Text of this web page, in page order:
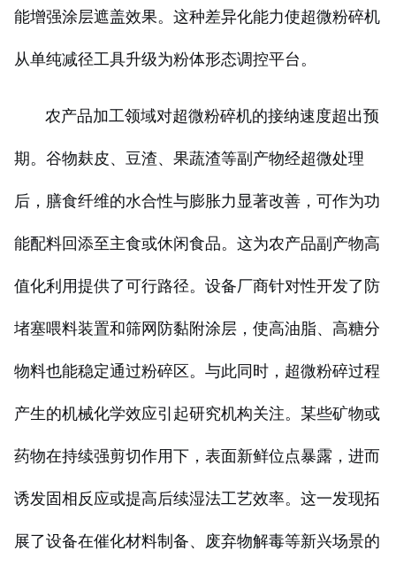
能增强涂层遮盖效果。这种差异化能力使超微粉碎机
从单纯减径工具升级为粉体形态调控平台。
农产品加工领域对超微粉碎机的接纳速度超出预
期。谷物麸皮、豆渣、果蔬渣等副产物经超微处理
后，膳食纤维的水合性与膨胀力显著改善，可作为功
能配料回添至主食或休闲食品。这为农产品副产物高
值化利用提供了可行路径。设备厂商针对性开发了防
堵塞喂料装置和筛网防黏附涂层，使高油脂、高糖分
物料也能稳定通过粉碎区。与此同时，超微粉碎过程
产生的机械化学效应引起研究机构关注。某些矿物或
药物在持续强剪切作用下，表面新鲜位点暴露，进而
诱发固相反应或提高后续湿法工艺效率。这一发现拓
展了设备在催化材料制备、废弃物解毒等新兴场景的